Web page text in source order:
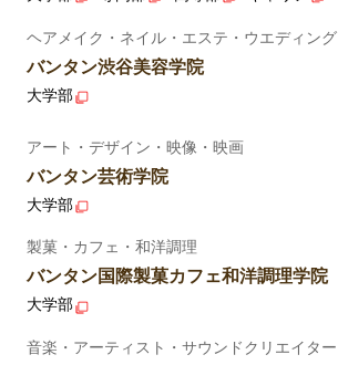
ヘアメイク・ネイル・エステ・ウエディング
バンタン渋谷美容学院
大学部
アート・デザイン・映像・映画
バンタン芸術学院
大学部
製菓・カフェ・和洋調理
バンタン国際製菓カフェ和洋調理学院
大学部
音楽・アーティスト・サウンドクリエイター